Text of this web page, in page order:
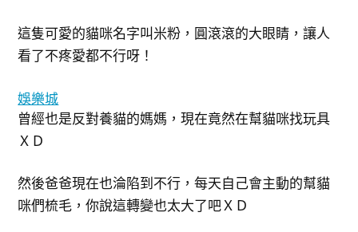
這隻可愛的貓咪名字叫米粉，圓滾滾的大眼睛，讓人
看了不疼愛都不行呀！
娛樂城
曾經也是反對養貓的媽媽，現在竟然在幫貓咪找玩具
ＸＤ
然後爸爸現在也淪陷到不行，每天自己會主動的幫貓
咪們梳毛，你說這轉變也太大了吧ＸＤ